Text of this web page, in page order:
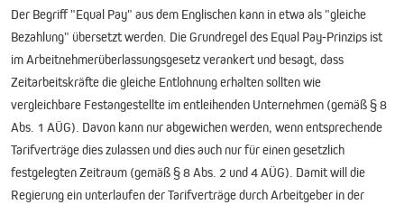
Der Begriff "Equal Pay" aus dem Englischen kann in etwa als "gleiche
Bezahlung" übersetzt werden. Die Grundregel des Equal Pay-Prinzips ist
im Arbeitnehmerüberlassungsgesetz verankert und besagt, dass
Zeitarbeitskräfte die gleiche Entlohnung erhalten sollten wie
vergleichbare Festangestellte im entleihenden Unternehmen (gemäß § 8
Abs. 1 AÜG). Davon kann nur abgewichen werden, wenn entsprechende
Tarifverträge dies zulassen und dies auch nur für einen gesetzlich
festgelegten Zeitraum (gemäß § 8 Abs. 2 und 4 AÜG). Damit will die
Regierung ein unterlaufen der Tarifverträge durch Arbeitgeber in der